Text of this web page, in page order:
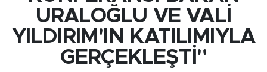
URALOĞLU VE VALİ
YILDIRIM'IN KATILIMIYLA
GERÇEKLEŞTİ"
Medya
Sağlık